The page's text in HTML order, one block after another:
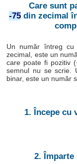
Care sunt
-75din zecimal
Un număr întreg
zecimal, este un
care poate fi pozitiv
semnul nu se scrie.
binar, este un număr
1. Începe cu
2. Împarte